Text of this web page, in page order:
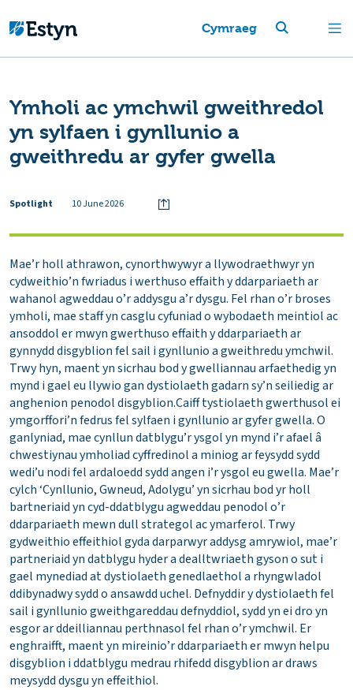
Cymraeg
Ymholi ac ymchwil gweithredol
yn sylfaen i gynllunio a
gweithredu ar gyfer gwella
Spotlight 10 June 2026
Mae’r holl athrawon, cynorthwywyr a llywodraethwyr yn
cydweithio’n fwriadus i werthuso effaith y ddarpariaeth ar
wahanol agweddau o’r addysgu a’r dysgu. Fel rhan o’r broses
ymholi, mae staff yn casglu cyfuniad o wybodaeth meintiol ac
ansoddol er mwyn gwerthuso effaith y ddarpariaeth ar
gynnydd disgyblion fel sail i gynllunio a gweithredu ymchwil.
Trwy hyn, maent yn sicrhau bod y gwelliannau arfaethedig yn
mynd i gael eu llywio gan dystiolaeth gadarn sy’n seiliedig ar
anghenion penodol disgyblion.Caiff tystiolaeth gwerthusol ei
ymgorffori’n fedrus fel sylfaen i gynllunio ar gyfer gwella. O
ganlyniad, mae cynllun datblygu’r ysgol yn mynd i’r afael â
chwestiynau ymholiad cyffredinol a miniog ar feysydd sydd
wedi’u nodi fel ardaloedd sydd angen i’r ysgol eu gwella. Mae’r
cylch ‘Cynllunio, Gwneud, Adolygu’ yn sicrhau bod yr holl
bartneriaid yn cyd-ddatblygu agweddau penodol o’r
ddarpariaeth mewn dull strategol ac ymarferol. Trwy
gydweithio effeithiol gyda darparwyr addysg amrywiol, mae’r
partneriaid yn datblygu hyder a dealltwriaeth gyson o sut i
gael mynediad at dystiolaeth genedlaethol a rhyngwladol
ddibynadwy sydd o ansawdd uchel. Defnyddir y dystiolaeth fel
sail i gynllunio gweithgareddau defnyddiol, sydd yn ei dro yn
esgor ar ddeilliannau perthnasol fel rhan o’r ymchwil. Er
enghraifft, maent yn mireinio’r ddarpariaeth er mwyn helpu
disgyblion i ddatblygu medrau rhifedd disgyblion ar draws
meysydd dysgu yn effeithiol.